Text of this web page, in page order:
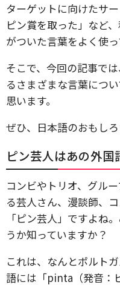
ターゲットに向けたサ
ピン賞を取った」など
がついた言葉をよく使っ
そこで、今回の記事で
るさまざまな言葉につ
思います。
ぜひ、日本語のおもし
ピン芸人はあの外国
コンビやトリオ、グル
る芸人さん、漫談師、
「ピン芸人」ですよね
うか知っていますか？
これは、なんとポルト
語には「pinta（発音：